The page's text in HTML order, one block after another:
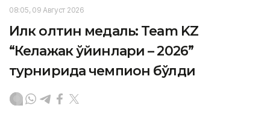
08:05, 09 Август 2026
Илк олтин медаль: Team KZ
“Келажак ўйинлари – 2026”
турнирида чемпион бўлди